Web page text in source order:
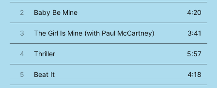
2 Baby Be Mine 4:20
3 The Girl Is Mine (with Paul McCartney) 3:41
4 Thriller 5:57
5 Beat It 4:18